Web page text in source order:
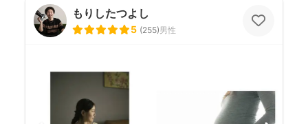
もりしたつよし
5 (255)男性